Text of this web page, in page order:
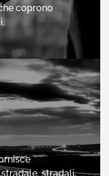
coprono
stradali,